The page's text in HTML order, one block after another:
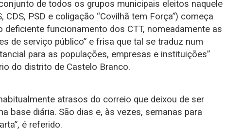
de todos os grupos municipais eleitos naquele
CDS, PSD e coligação “Covilhã tem Força”) começa
deficiente funcionamento dos CTT, nomeadamente as
de serviço público” e frisa que tal se traduz num
para as populações, empresas e instituições”
do distrito de Castelo Branco.
atrasos do correio que deixou de ser
base diária. São dias e, às vezes, semanas para
é referido.